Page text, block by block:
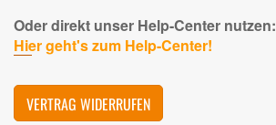
Oder direkt unser Help-Center nutzen:
Hier geht's zum Help-Center!
VERTRAG WIDERRUFEN